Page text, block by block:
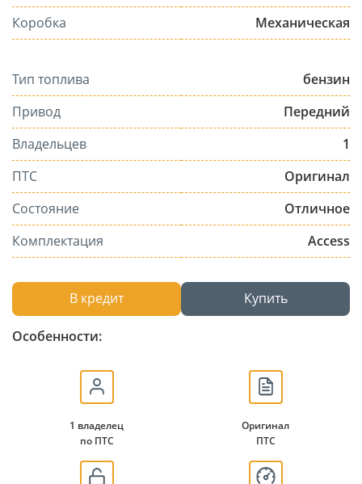
Коробка
Механическая
Тип топлива
бензин
Привод
Передний
Владельцев
1
ПТС
Оригинал
Состояние
Отличное
Комплектация
Access
В кредит Купить
Особенности:
1 владелец
по ПТС
Оригинал
ПТС